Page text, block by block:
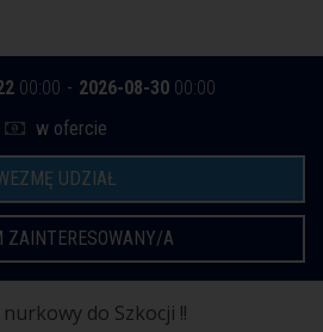
00:00 - 2026-08-30 00:00
w ofercie
UDZIAŁ
ZAINTERESOWANY/A
do Szkocji !!